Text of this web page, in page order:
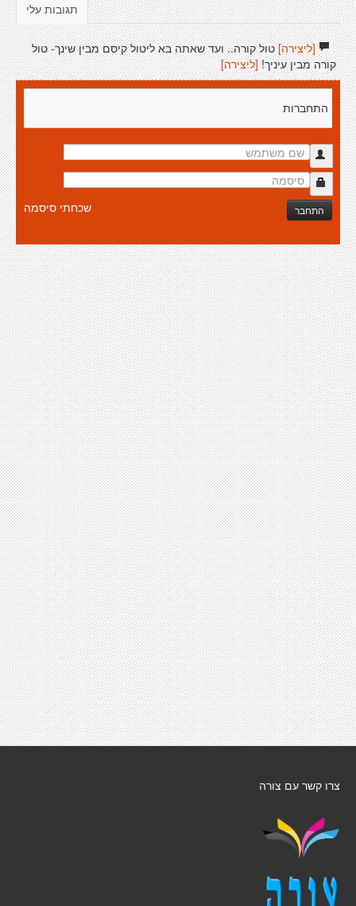
תגובות עלי
[ליצירה]טול קורה.. ועד שאתה בא ליטול קיסם מבין שינך- טול
קורה מבין עיניך! [ליצירה]
התחברות
התחבר שכחתי סיסמה
צרו קשר עם צורה